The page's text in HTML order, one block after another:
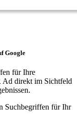
Google
für Ihre
Ad direkt im Sichtfeld
Suchbegriffen für Ihr